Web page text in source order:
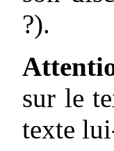
?).
sur le
texte